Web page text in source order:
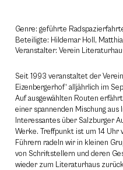
Genre: geführte
Beteiligte: Hildemar Holl,
Veranstalter: Verein
Seit 1993 veranstaltet der
Eizenbergerhof‘ alljährlich im
Auf ausgewählten Routen
einer spannenden Mischung
Interessantes über Salzburger
Werke. Treffpunkt ist um 14 Uhr
Führern radeln wir in kleinen
von Schriftstellern und deren
wieder zum Literaturhaus